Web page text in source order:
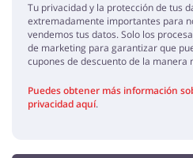
Tu privacidad y la protección de tus
extremadamente importantes para
vendemos tus datos. Solo los
de marketing para garantizar que
cupones de descuento de la manera
Puedes obtener más información
privacidad aquí.